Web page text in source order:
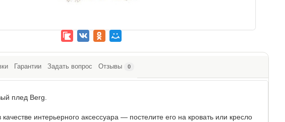
Гарантии Задать вопрос Отзывы 0
плед Berg.
интерьерного аксессуара — постелите его на кровать или кресло